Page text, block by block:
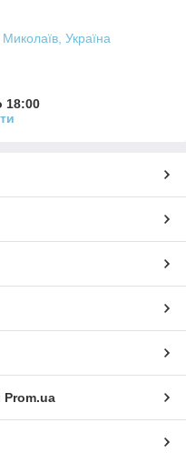
Україна
18:00
Prom.ua